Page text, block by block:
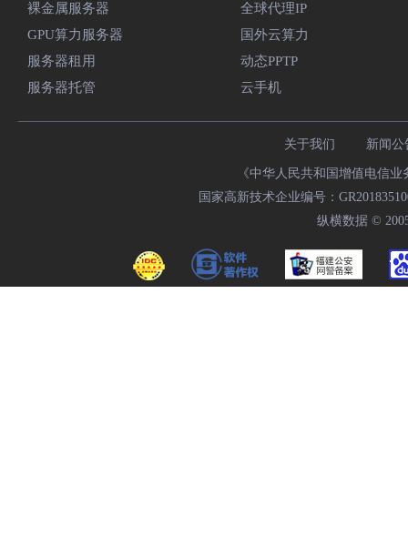
裸金属服务器
GPU算力服务器
服务器租用
服务器托管
全球代理IP
国外云算力
动态PPTP
云手机
关于我们 新闻公
《中华人民共和国增值电信
国家高新技术企业编号：
纵横数据 ©